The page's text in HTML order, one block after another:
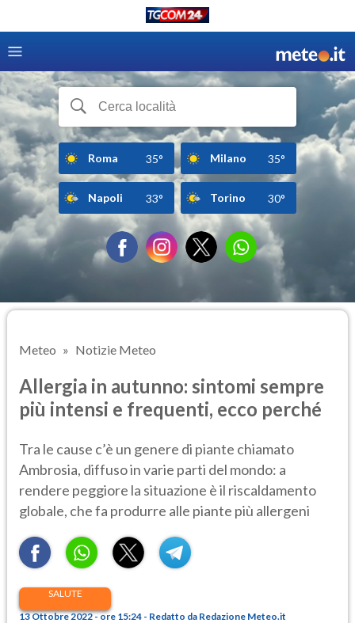
Roma 35° Milano 35°
Napoli 33° Torino 30°
Meteo Notizie Meteo
Allergia in autunno: sintomi sempre
più intensi e frequenti, ecco perché
Tra le cause c’è un genere di piante chiamato
Ambrosia, diffuso in varie parti del mondo: a
rendere peggiore la situazione è il riscaldamento
globale, che fa produrre alle piante più allergeni
SALUTE
13 Ottobre 2022 - ore 15:24 - Redatto da Redazione Meteo.it